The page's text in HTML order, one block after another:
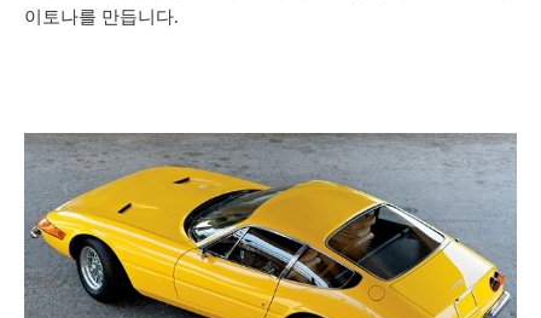
이토나를 만듭니다.